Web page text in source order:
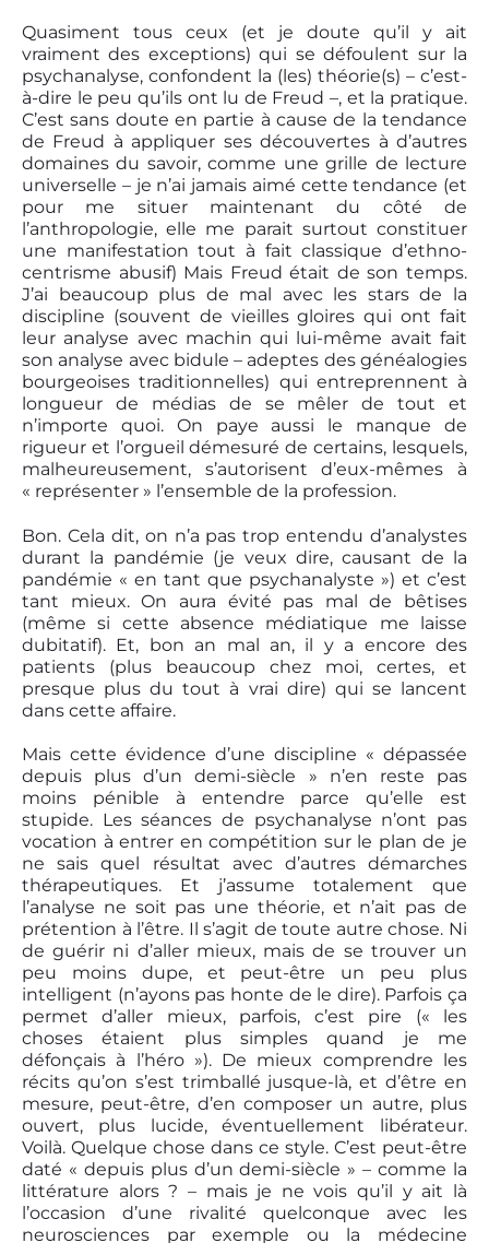
Quasiment tous ceux (et je doute qu’il y ait
vraiment des exceptions) qui se défoulent sur la
psychanalyse, confondent la (les) théorie(s) – c’est-
à-dire le peu qu’ils ont lu de Freud –, et la pratique.
C’est sans doute en partie à cause de la tendance
de Freud à appliquer ses découvertes à d’autres
domaines du savoir, comme une grille de lecture
universelle – je n’ai jamais aimé cette tendance (et
pour me situer maintenant du côté de
l’anthropologie, elle me parait surtout constituer
une manifestation tout à fait classique d’ethno-
centrisme abusif) Mais Freud était de son temps.
J’ai beaucoup plus de mal avec les stars de la
discipline (souvent de vieilles gloires qui ont fait
leur analyse avec machin qui lui-même avait fait
son analyse avec bidule – adeptes des généalogies
bourgeoises traditionnelles) qui entreprennent à
longueur de médias de se mêler de tout et
n’importe quoi. On paye aussi le manque de
rigueur et l’orgueil démesuré de certains, lesquels,
malheureusement, s’autorisent d’eux-mêmes à
« représenter » l’ensemble de la profession.
Bon. Cela dit, on n’a pas trop entendu d’analystes
durant la pandémie (je veux dire, causant de la
pandémie « en tant que psychanalyste ») et c’est
tant mieux. On aura évité pas mal de bêtises
(même si cette absence médiatique me laisse
dubitatif). Et, bon an mal an, il y a encore des
patients (plus beaucoup chez moi, certes, et
presque plus du tout à vrai dire) qui se lancent
dans cette affaire.
Mais cette évidence d’une discipline « dépassée
depuis plus d’un demi-siècle » n’en reste pas
moins pénible à entendre parce qu’elle est
stupide. Les séances de psychanalyse n’ont pas
vocation à entrer en compétition sur le plan de je
ne sais quel résultat avec d’autres démarches
thérapeutiques. Et j’assume totalement que
l’analyse ne soit pas une théorie, et n’ait pas de
prétention à l’être. Il s’agit de toute autre chose. Ni
de guérir ni d’aller mieux, mais de se trouver un
peu moins dupe, et peut-être un peu plus
intelligent (n’ayons pas honte de le dire). Parfois ça
permet d’aller mieux, parfois, c’est pire (« les
choses étaient plus simples quand je me
défonçais à l’héro »). De mieux comprendre les
récits qu’on s’est trimballé jusque-là, et d’être en
mesure, peut-être, d’en composer un autre, plus
ouvert, plus lucide, éventuellement libérateur.
Voilà. Quelque chose dans ce style. C’est peut-être
daté « depuis plus d’un demi-siècle » – comme la
littérature alors ? – mais je ne vois qu’il y ait là
l’occasion d’une rivalité quelconque avec les
neurosciences par exemple ou la médecine